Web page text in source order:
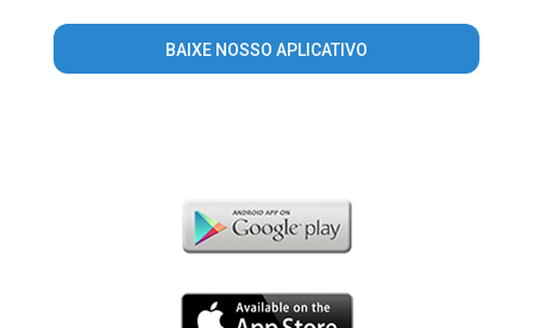
BAIXE NOSSO APLICATIVO